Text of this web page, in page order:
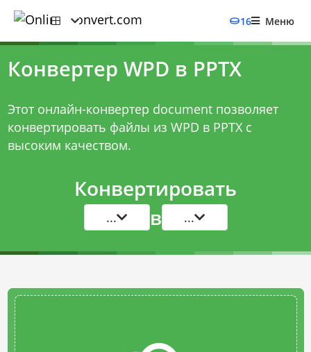
16 Меню
Конвертер WPD в PPTX
Этот онлайн-конвертер document позволяет
конвертировать файлы из WPD в PPTX с
высоким качеством.
Конвертировать
... в ...